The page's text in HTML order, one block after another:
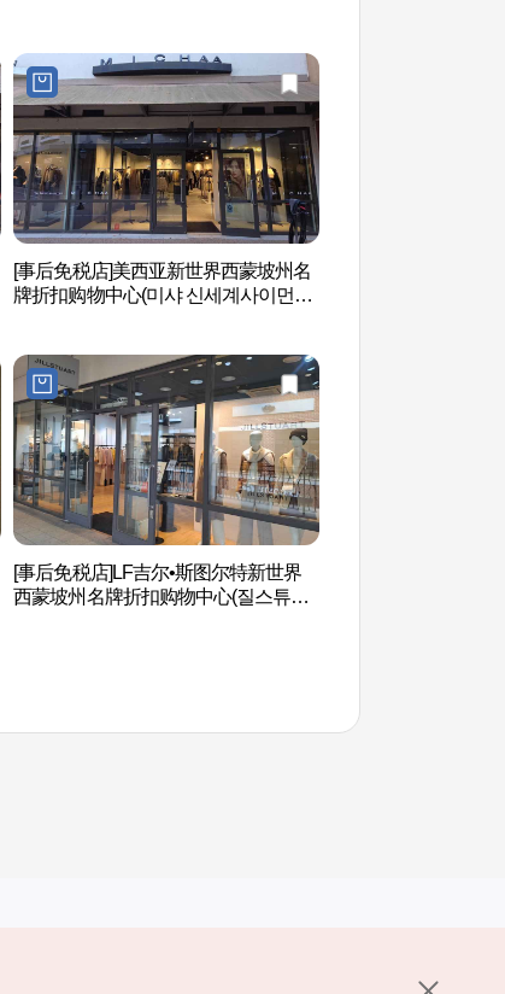
[事后免税店]美西亚新世界西蒙坡州名
牌折扣购物中心(미샤 신세계사이먼프
[事后免税店]LF吉尔•斯图尔特新世界
西蒙坡州名牌折扣购物中心(질스튜어